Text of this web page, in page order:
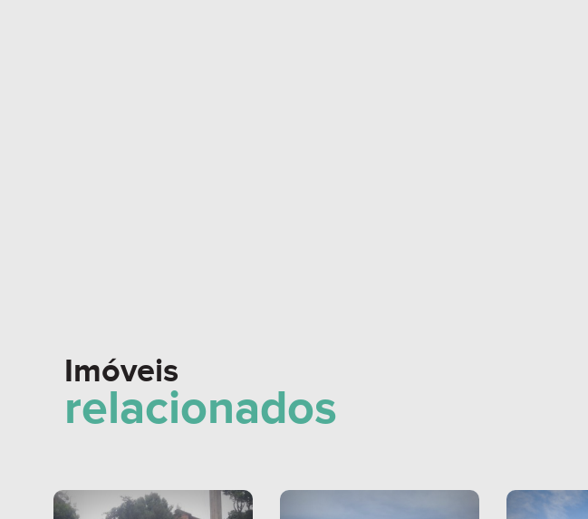
Imóveis
relacionados